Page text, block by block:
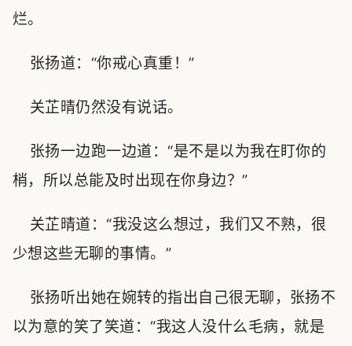
烂。
张扬道：“你戒心真重！”
关芷晴仍然没有说话。
张扬一边跑一边道：“是不是以为我在盯你的
梢，所以总能及时出现在你身边？”
关芷晴道：“我没这么想过，我们又不熟，很
少想这些无聊的事情。”
张扬听出她在婉转的指出自己很无聊，张扬不
以为意的笑了笑道：“我这人没什么毛病，就是